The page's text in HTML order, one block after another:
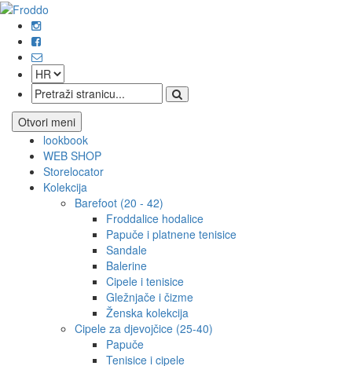
Otvori meni
lookbook
WEB SHOP
Storelocator
Kolekcija
Barefoot (20 - 42)
Froddalice hodalice
Papuče i platnene tenisice
Sandale
Balerine
Cipele i tenisice
Gležnjače i čizme
Ženska kolekcija
Cipele za djevojčice (25-40)
Papuče
Tenisice i cipele